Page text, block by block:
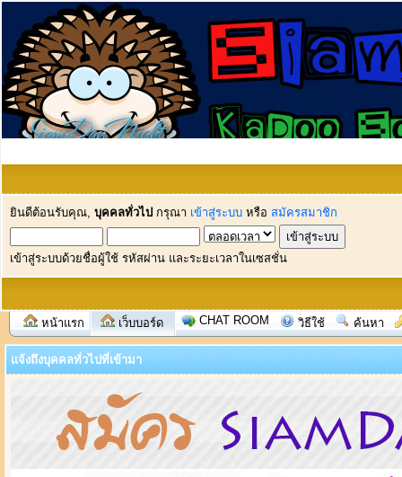
ยินดีต้อนรับคุณ, บุคคลทั่วไป กรุณา เข้าสู่ระบบ หรือ สมัครสมาชิก
เข้าสู่ระบบด้วยชื่อผู้ใช้ รหัสผ่าน และระยะเวลาในเซสชั่น
หน้าแรก เว็บบอร์ด CHAT ROOM วิธีใช้ ค้นหา
แจ้งถึงบุคคลทั่วไปที่เข้ามา